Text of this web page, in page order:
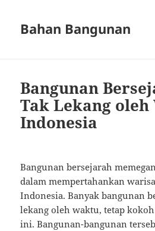
Bahan Bangunan
Bangunan
Tak Lekang
Indonesia
Bangunan bersejarah
dalam mempertahankan
Indonesia. Banyak bangunan
lekang oleh waktu, tetap
ini. Bangunan-bangunan